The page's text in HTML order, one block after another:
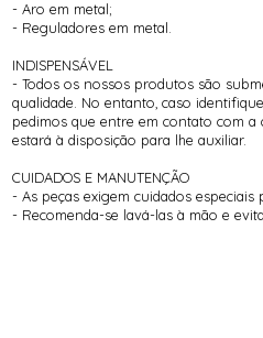
- Aro em metal;
- Reguladores em metal.
INDISPENSÁVEL
- Todos os nossos produtos são
qualidade. No entanto, caso
pedimos que entre em contato com a
estará à disposição para lhe auxiliar.
CUIDADOS E MANUTENÇÃO
- As peças exigem cuidados
- Recomenda-se lavá-las à mão e